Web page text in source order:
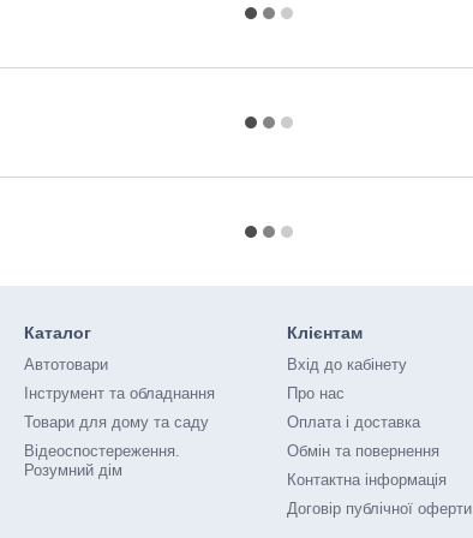
Каталог
Автотовари
Інструмент та обладнання
Товари для дому та саду
Відеоспостереження.
Розумний дім
Клієнтам
Вхід до кабінету
Про нас
Оплата і доставка
Обмін та повернення
Контактна інформація
Договір публічної оферти